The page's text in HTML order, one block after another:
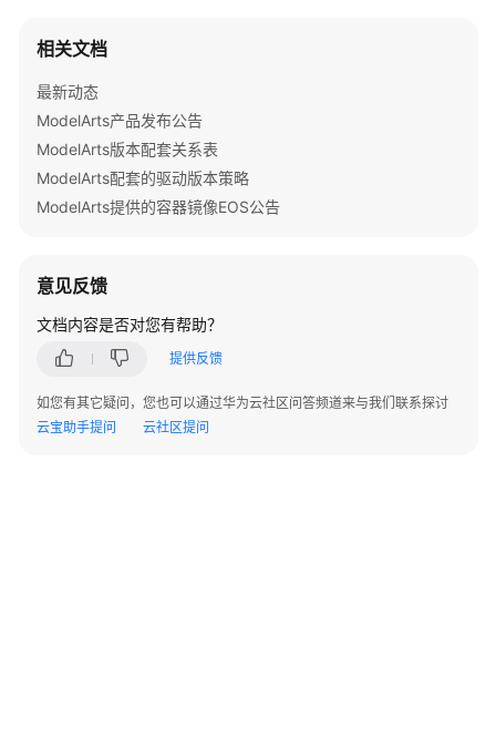
练
推
理
模
测
模
用
相关文档
最新动态
ModelArts产品发布公告
ModelArts版本配套关系表
ModelArts配套的驱动版本策略
ModelArts提供的容器镜像EOS公告
意见反馈
文档内容是否对您有帮助？
提供反馈
如您有其它疑问，您也可以通过华为云社区问答频道来与我们联系探讨
云宝助手提问
云社区提问